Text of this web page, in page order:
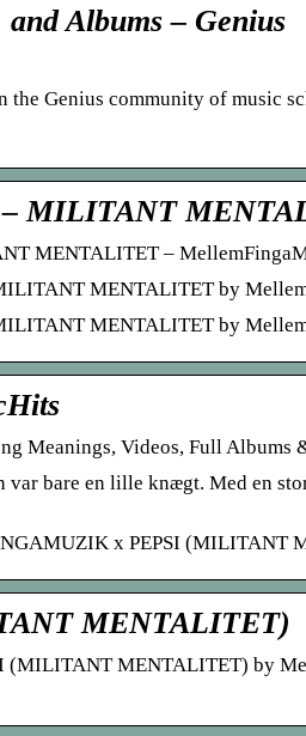
Albums – Genius
Genius community of music
MILITANT
MENTALITET –
MENTALITET by
MENTALITET by
Meanings, Videos, Full Albums
bare en lille knægt. Med en
x PEPSI (MILITANT
MENTALITET)
(MILITANT MENTALITET) by